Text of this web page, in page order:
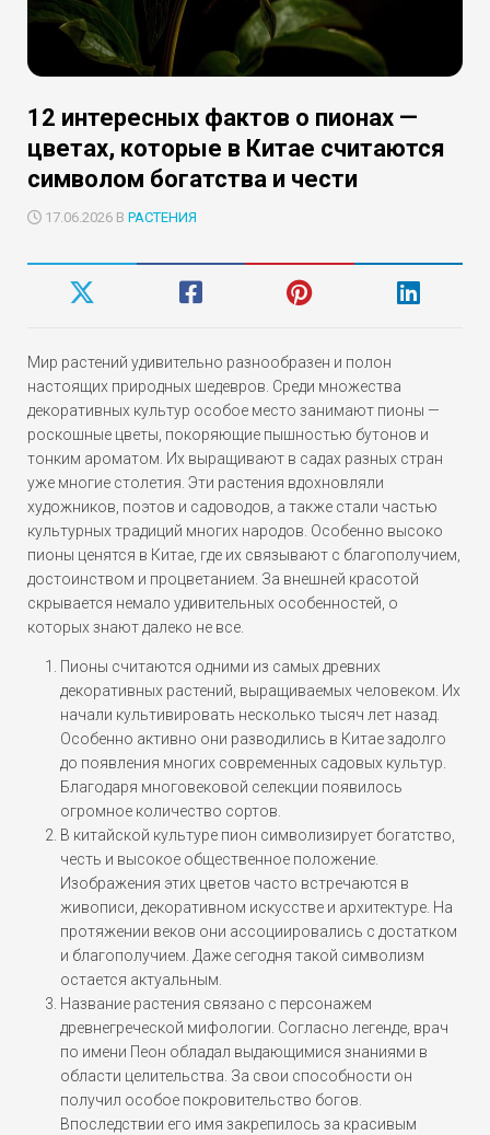
12 интересных фактов о пионах —
цветах, которые в Китае считаются
символом богатства и чести
17.06.2026 В РАСТЕНИЯ
Мир растений удивительно разнообразен и полон
настоящих природных шедевров. Среди множества
декоративных культур особое место занимают пионы —
роскошные цветы, покоряющие пышностью бутонов и
тонким ароматом. Их выращивают в садах разных стран
уже многие столетия. Эти растения вдохновляли
художников, поэтов и садоводов, а также стали частью
культурных традиций многих народов. Особенно высоко
пионы ценятся в Китае, где их связывают с благополучием,
достоинством и процветанием. За внешней красотой
скрывается немало удивительных особенностей, о
которых знают далеко не все.
Пионы считаются одними из самых древних
декоративных растений, выращиваемых человеком. Их
начали культивировать несколько тысяч лет назад.
Особенно активно они разводились в Китае задолго
до появления многих современных садовых культур.
Благодаря многовековой селекции появилось
огромное количество сортов.
В китайской культуре пион символизирует богатство,
честь и высокое общественное положение.
Изображения этих цветов часто встречаются в
живописи, декоративном искусстве и архитектуре. На
протяжении веков они ассоциировались с достатком
и благополучием. Даже сегодня такой символизм
остается актуальным.
Название растения связано с персонажем
древнегреческой мифологии. Согласно легенде, врач
по имени Пеон обладал выдающимися знаниями в
области целительства. За свои способности он
получил особое покровительство богов.
Впоследствии его имя закрепилось за красивым